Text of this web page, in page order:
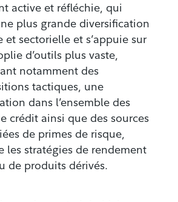
active et réfléchie, qui
plus grande diversification
et sectorielle et s’appuie sur
d’outils plus vaste,
notamment des
tactiques, une
dans l’ensemble des
crédit ainsi que des sources
de primes de risque,
les stratégies de rendement
de produits dérivés.